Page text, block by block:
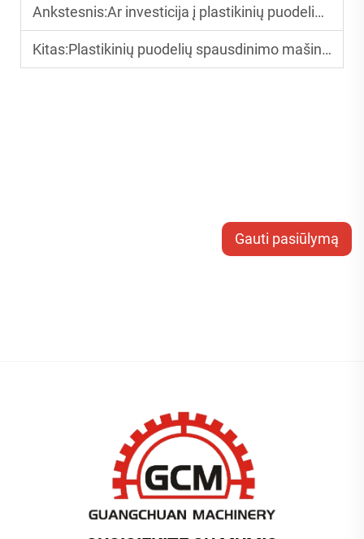
Ankstesnis:Ar investicija į plastikinių puodelių spausdinimo mašiną yra pelninga? ROI paaiškinta
Kitas:Plastikinių puodelių spausdinimo mašina mažosioms įmonėms: galimybės ir privalumai
Gauti pasiūlymą